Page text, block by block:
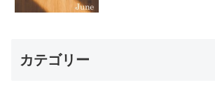
カテゴリー